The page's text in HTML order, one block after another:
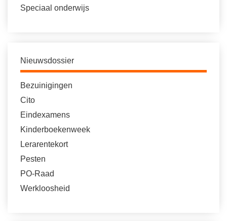
Speciaal onderwijs
Nieuwsdossier
Bezuinigingen
Cito
Eindexamens
Kinderboekenweek
Lerarentekort
Pesten
PO-Raad
Werkloosheid